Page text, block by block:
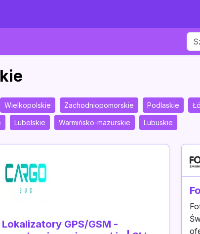
Wielkopolskie Zachodniopomorskie Podlaskie
Lubelskie Warmińsko-mazurskie Lubuskie
Lokalizatory GPS/GSM -